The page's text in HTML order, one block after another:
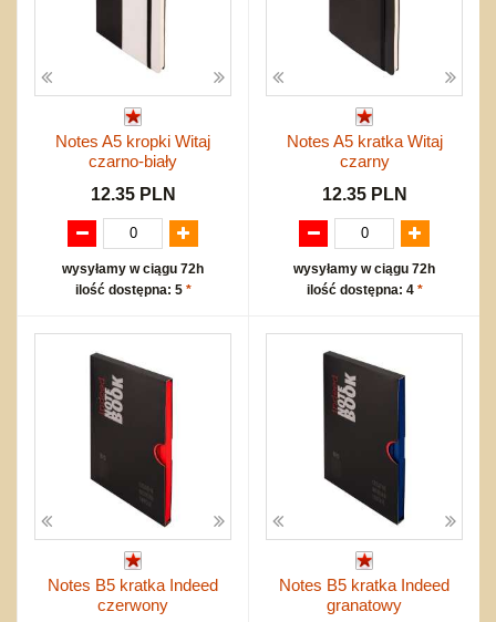
Notes A5 kropki Witaj
czarno-biały
12.35 PLN
wysyłamy w ciągu 72h
ilość dostępna: 5 *
Notes A5 kratka Witaj
czarny
12.35 PLN
wysyłamy w ciągu 72h
ilość dostępna: 4 *
Notes B5 kratka Indeed
czerwony
Notes B5 kratka Indeed
granatowy